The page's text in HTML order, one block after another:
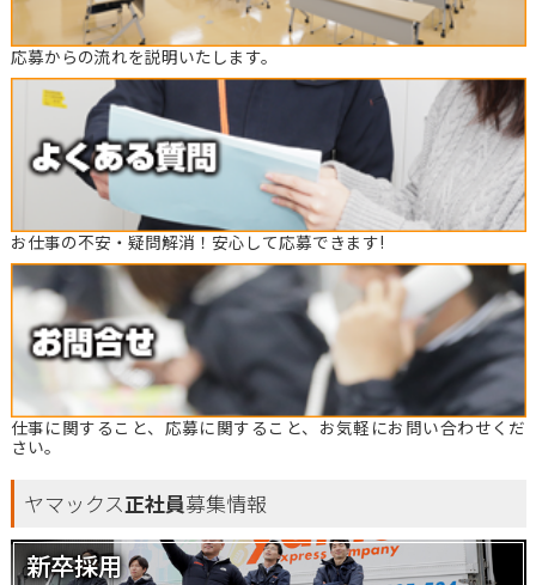
応募からの流れを説明いたします。
お仕事の不安・疑問解消！安心して応募できます!
仕事に関すること、応募に関すること、お気軽にお問い合わせくだ
さい。
ヤマックス正社員募集情報
新卒採用